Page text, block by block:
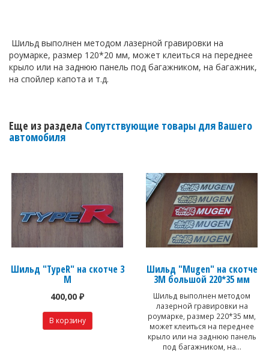
Шильд выполнен методом лазерной гравировки на
роумарке, размер 120*20 мм, может клеиться на переднее
крыло или на заднюю панель под багажником, на багажник,
на спойлер капота и т.д.
Еще из раздела Сопутствующие товары для Вашего
автомобиля
Шильд "TypeR" на скотче 3
М
400,00 ₽
Шильд "Mugen" на скотче
3М большой 220*35 мм
Шильд выполнен методом
лазерной гравировки на
роумарке, размер 220*35 мм,
может клеиться на переднее
крыло или на заднюю панель
под багажником, на...